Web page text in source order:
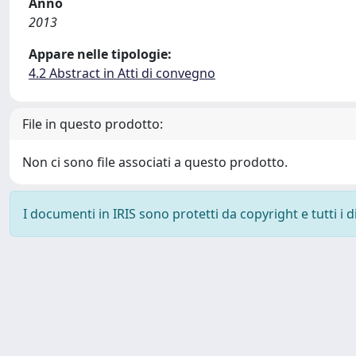
2013
Appare nelle tipologie:
4.2 Abstract in Atti di convegno
File in questo prodotto:
Non ci sono file associati a questo prodotto.
I documenti in IRIS sono protetti da copyright e tutti i